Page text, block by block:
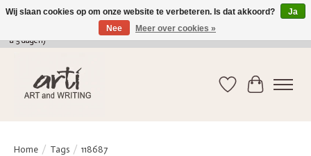
verkoop@arti-artandwriting.be/ +32 (0)471 41 82 41 / GRATIS verzending > 75 euro (2
a 5 dagen)
Verlanglijst
Home / Tags / 118687
Wij slaan cookies op om onze website te verbeteren. Is dat akkoord?
Ja
Nee
Meer over cookies »